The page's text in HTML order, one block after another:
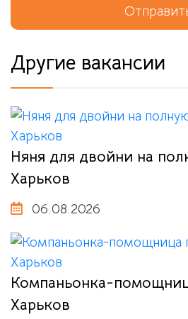
Другие вакансии
Няня для двойни на
Харьков
06.08.2026
Компаньонка-
Харьков